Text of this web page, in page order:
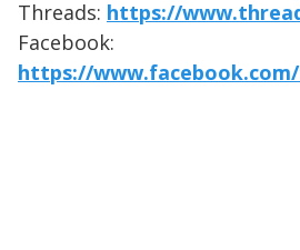
Threads: https://
Facebook:
https://